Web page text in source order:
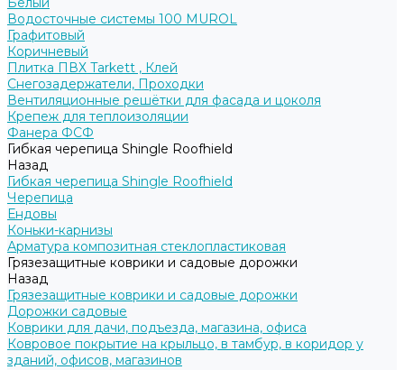
Водосточные системы 100 MUROL
Графитовый
Коричневый
Плитка ПВХ Tarkett , Клей
Снегозадержатели, Проходки
Вентиляционные решётки для фасада и цоколя
Крепеж для теплоизоляции
Фанера ФСФ
Гибкая черепица Shingle Roofhield
Назад
Гибкая черепица Shingle Roofhield
Черепица
Ендовы
Коньки-карнизы
Арматура композитная стеклопластиковая
Грязезащитные коврики и садовые дорожки
Назад
Грязезащитные коврики и садовые дорожки
Дорожки садовые
Коврики для дачи, подъезда, магазина, офиса
Ковровое покрытие на крыльцо, в тамбур, в коридор у
зданий, офисов, магазинов